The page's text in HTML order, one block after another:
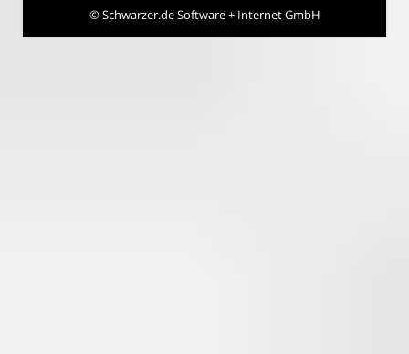
©Schwarzer.de Software + Internet GmbH